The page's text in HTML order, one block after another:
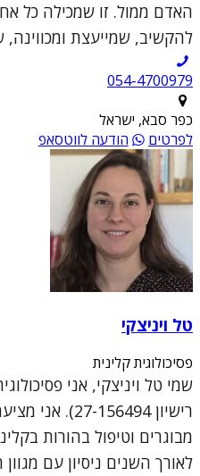
האדם ממול. זו שמכילה כל
להקשיב, שמייעצת
054-4700979
כפר סבא, ישראל
לפרטים
הודעה לווטסאפ
טל ויניצקי
פסיכולוגית קלינית
שמי טל ויניצקי, אני
רישיון 27-
מבוגרים וטיפול בהורות
לאורך השנים ניסיון עם